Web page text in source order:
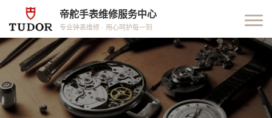
帝舵手表维修服务中心
专业钟表维修 · 用心呵护每一刻